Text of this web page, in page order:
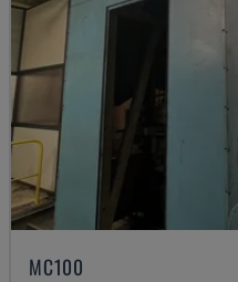
MC100